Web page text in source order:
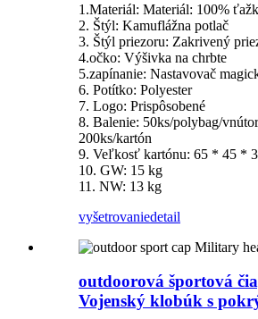
1.Materiál: Materiál: 100%
2. Štýl: Kamuflážna potlač
3. Štýl priezoru: Zakrivený
4.očko: Výšivka na chrbte
5.zapínanie: Nastavovač
6. Potítko: Polyester
7. Logo: Prispôsobené
8. Balenie: 50ks/polybag/
200ks/kartón
9. Veľkosť kartónu: 65 * 45 *
10. GW: 15 kg
11. NW: 13 kg
vyšetrovaniedetail
outdoorová športová
Vojenský klobúk s